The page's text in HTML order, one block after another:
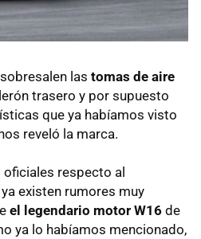
las tomas de aire
trasero y por supuesto
que ya habíamos visto
reveló la marca.
oficiales respecto al
existen rumores muy
el legendario motor W16 de
ya lo habíamos mencionado,